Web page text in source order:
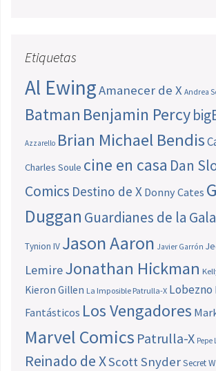
Etiquetas
Al EwingAmanecer de X Andrea
Batman Benjamin Percy
Azzarello Brian Michael Bendis
Charles Soule cine en casa Dan
Comics Destino de X Donny Cates
Duggan Guardianes de la
Tynion IV Jason Aaron Javier Garrón
LemireJonathan Hickman
Kieron Gillen La Imposible Patrulla-X Lobezno
Fantásticos Los Vengadores
Marvel Comics Patrulla-X Pepe
Reinado de XScott SnyderSecret